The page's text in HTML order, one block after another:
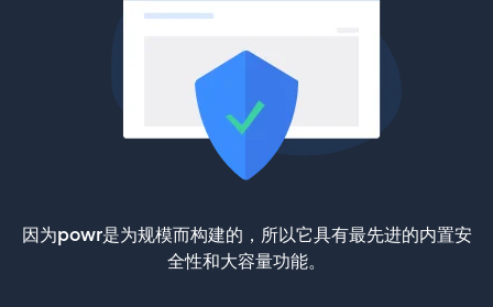
因为powr是为规模而构建的，所以它具有最先进的内置安
全性和大容量功能。